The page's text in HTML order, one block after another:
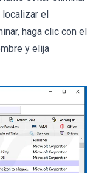
el
haga clic con el
y elija